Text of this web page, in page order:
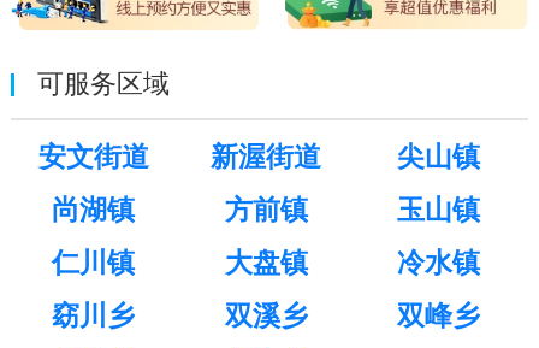
可服务区域
安文街道 新渥街道
尖山镇
尚湖镇
方前镇
玉山镇
仁川镇
大盘镇
冷水镇
窈川乡
双溪乡
双峰乡